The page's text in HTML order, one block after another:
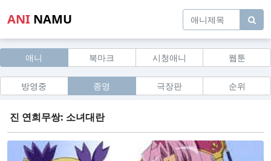
ANI NAMU
애니 북마크 시청애니 웹툰
방영중 종영 극장판 순위
진 연희무쌍: 소녀대란